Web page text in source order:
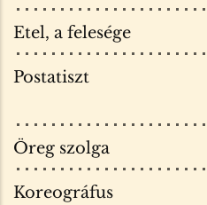
Etel, a felesége
Postatiszt
Öreg szolga
Koreográfus